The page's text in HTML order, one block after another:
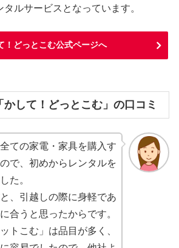
ルサービスとなっています。
！どっとこむ公式ページへ
して！どっとこむ」の口コミ
ての家電・家具を購入す
で、初めからレンタルを
た。
、引越しの際に身軽であ
合うと思ったからです。
トこむ」は品目が多く、